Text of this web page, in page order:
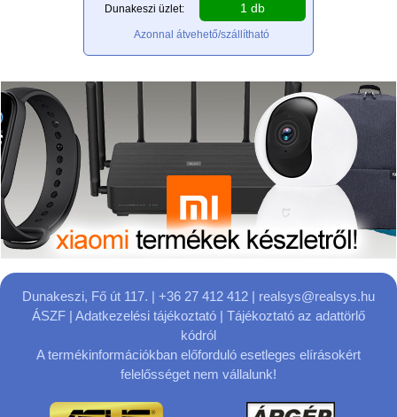
Dunakeszi üzlet: 1 db
Azonnal átvehető/szállítható
Dunakeszi, Fő út 117. | +36 27 412 412 | realsys@realsys.hu
ÁSZF | Adatkezelési tájékoztató | Tájékoztató az adattörlő
kódról
A termékinformációkban előforduló esetleges elírásokért
felelősséget nem vállalunk!